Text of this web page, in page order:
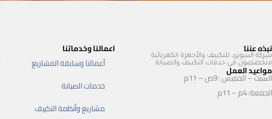
اعمالنا وخدماتنا
أعمالنا وسابقة المشاريع
خدمات الصيانة
مشاريع وأنظمة التكييف
نبذه عننا
شركة الشويرد للتكييف والأجهزة الكهربائية
متخصصون في خدمات التكييف والصيانة
مواعيد العمل
السبت – الخميس : 9ص – 11م
الجمعة: 4م – 11م